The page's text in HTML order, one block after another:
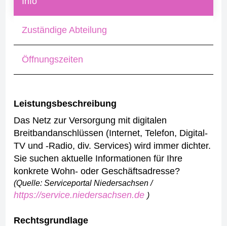
Zuständige Abteilung
Öffnungszeiten
Leistungsbeschreibung
Das Netz zur Versorgung mit digitalen
Breitbandanschlüssen (Internet, Telefon, Digital-
TV und -Radio, div. Services) wird immer dichter.
Sie suchen aktuelle Informationen für Ihre
konkrete Wohn- oder Geschäftsadresse?
(Quelle: Serviceportal Niedersachsen /
https://service.niedersachsen.de )
Rechtsgrundlage